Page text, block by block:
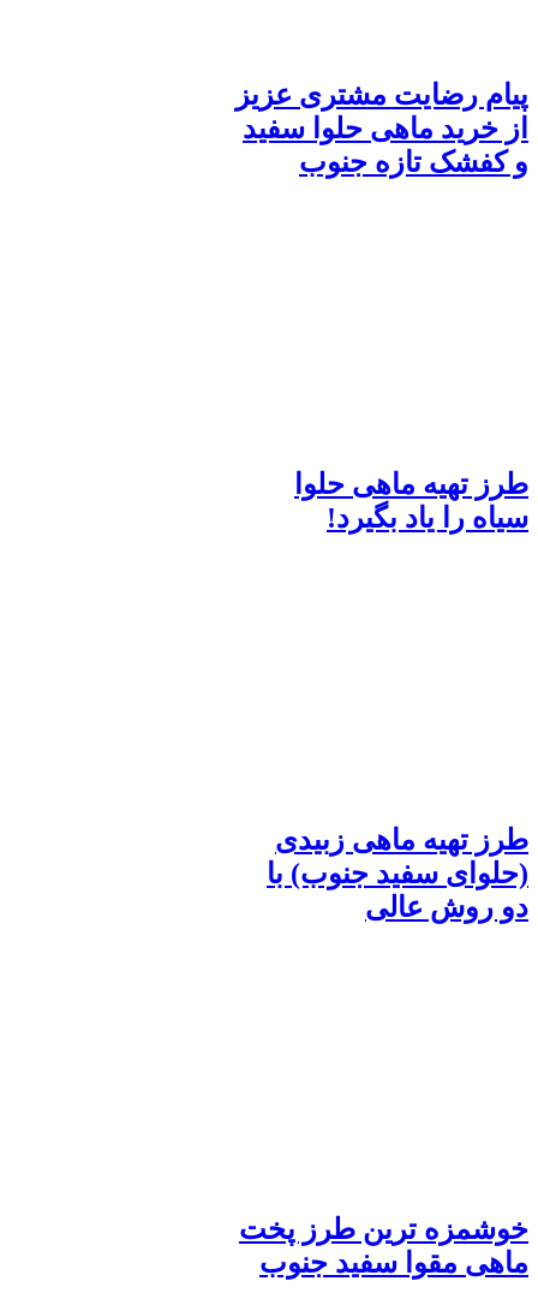
پیام رضایت مشتری عزیز
از خرید ماهی حلوا سفید
و کفشک تازه جنوب
طرز تهیه ماهی حلوا
سیاه را یاد بگیرد!
طرز تهیه ماهی زبیدی
(حلوای سفید جنوب) با
دو روش عالی
خوشمزه ترین طرز پخت
ماهی مقوا سفید جنوب